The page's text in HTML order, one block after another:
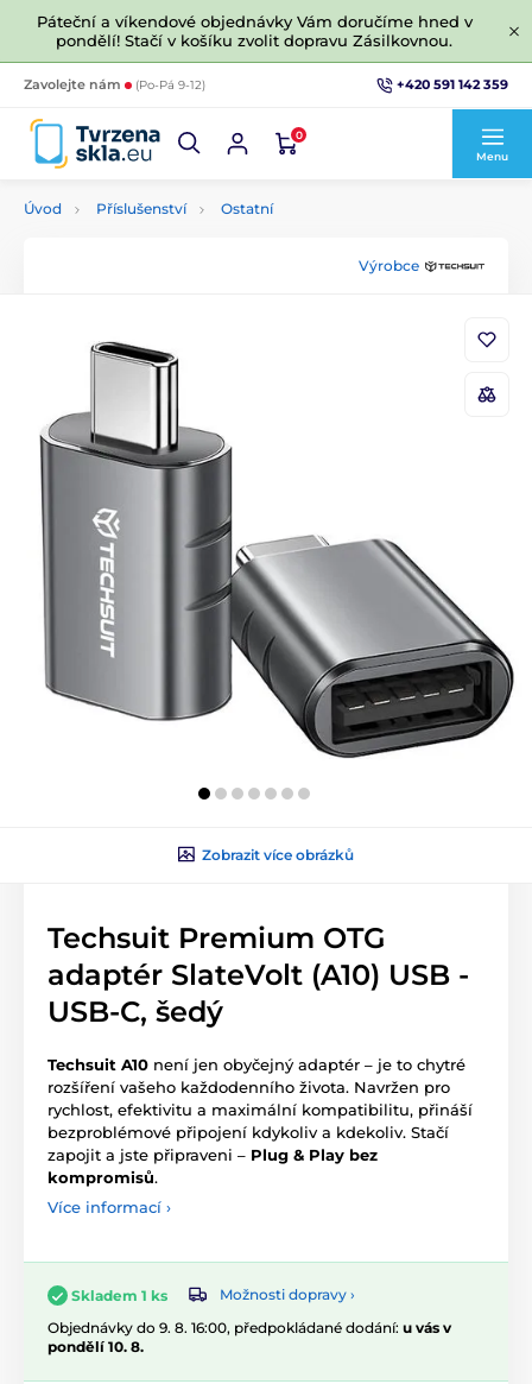
Páteční a víkendové objednávky Vám doručíme hned v
pondělí! Stačí v košíku zvolit dopravu Zásilkovnou.
Zavolejte nám (Po-Pá 9-12) +420 591 142 359
0
Menu
Úvod Příslušenství Ostatní
Výrobce
Zobrazit více obrázků
Techsuit Premium OTG
adaptér SlateVolt (A10) USB -
USB-C, šedý
Techsuit A10 není jen obyčejný adaptér – je to chytré
rozšíření vašeho každodenního života. Navržen pro
rychlost, efektivitu a maximální kompatibilitu, přináší
bezproblémové připojení kdykoliv a kdekoliv. Stačí
zapojit a jste připraveni – Plug & Play bez
kompromisů.
Více informací ›
Skladem 1 ks
Možnosti dopravy ›
Objednávky do 9. 8. 16:00, předpokládané dodání: u vás v
pondělí 10. 8.